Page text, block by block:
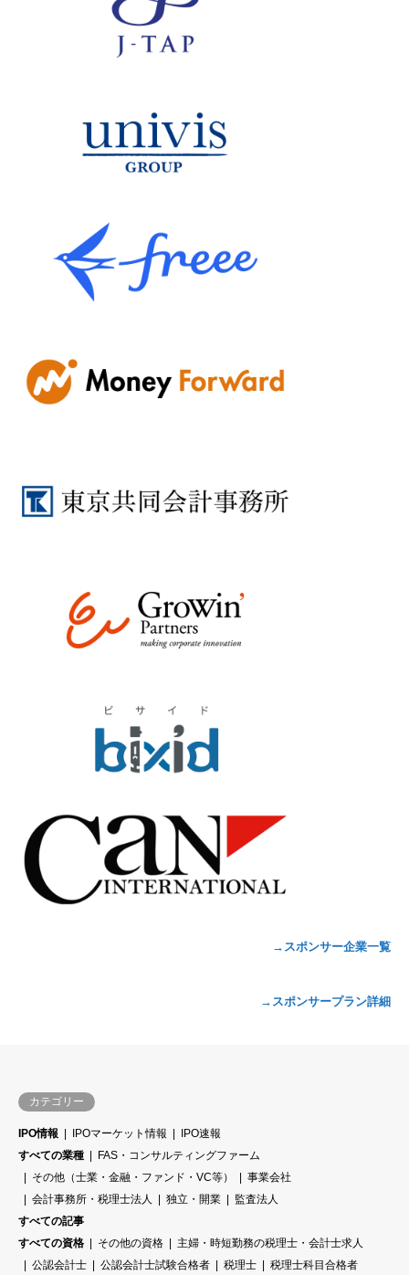
→スポンサー企業一覧
→スポンサープラン詳細
カテゴリー
IPO情報 IPOマーケット情報
IPO速報
すべての業種
FAS・コンサルティングファーム
その他（士業・金融・ファンド・VC等）
事業会社
会計事務所・税理士法人
独立・開業
監査法人
すべての記事
すべての資格
その他の資格
主婦・時短勤務の税理士・会計士求人
公認会計士
公認会計士試験合格者 税理士
税理士科目合格者